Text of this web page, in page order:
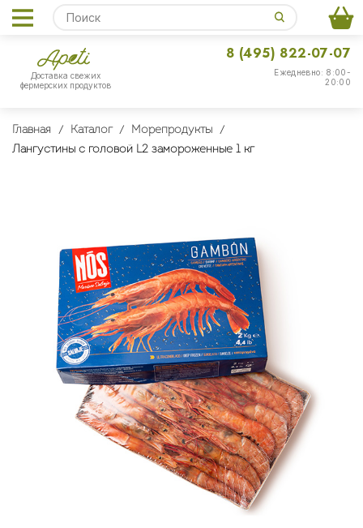
Доставка свежих
фермерских продуктов
Ежедневно: 8:00-
20:00
8 (495) 822-07-07
Главная Каталог
Морепродукты
Лангустины с головой L2 замороженные 1 кг